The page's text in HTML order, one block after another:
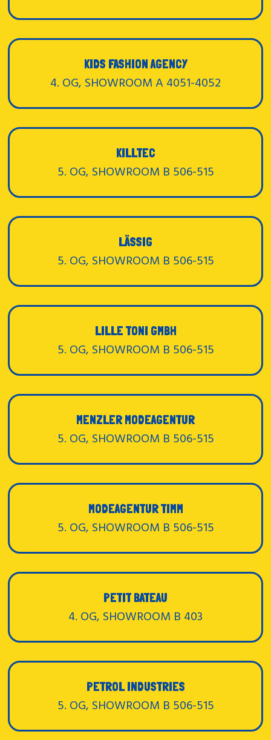
KIDS FASHION AGENCY
4. OG, SHOWROOM A 4051-4052
KILLTEC
5. OG, SHOWROOM B 506-515
LÄSSIG
5. OG, SHOWROOM B 506-515
LILLE TONI GMBH
5. OG, SHOWROOM B 506-515
MENZLER MODEAGENTUR
5. OG, SHOWROOM B 506-515
MODEAGENTUR TIMM
5. OG, SHOWROOM B 506-515
PETIT BATEAU
4. OG, SHOWROOM B 403
PETROL INDUSTRIES
5. OG, SHOWROOM B 506-515